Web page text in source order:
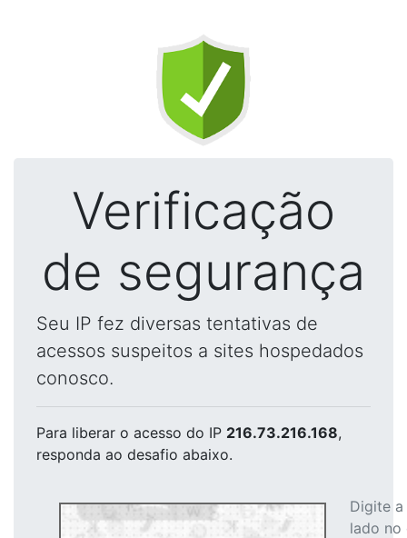
Verificação
de segurança
Seu IP fez diversas tentativas de
acessos suspeitos a sites hospedados
conosco.
Para liberar o acesso do IP 216.73.216.168,
responda ao desafio abaixo.
Digite
lado no